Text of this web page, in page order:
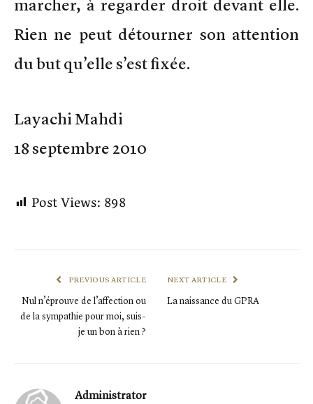
marcher, à regarder droit devant elle.
Rien ne peut détourner son attention
du but qu’elle s’est fixée.
Layachi Mahdi
18 septembre 2010
Post Views: 898
PREVIOUS ARTICLE
Nul n’éprouve de l’affection ou
de la sympathie pour moi, suis-
je un bon à rien ?
NEXT ARTICLE
La naissance du GPRA
Administrator